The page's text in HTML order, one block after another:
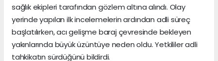
sağlık ekipleri tarafından gözlem altına alındı. Olay
yerinde yapılan ilk incelemelerin ardından adli süreç
başlatılırken, acı gelişme baraj çevresinde bekleyen
yakınlarında büyük üzüntüye neden oldu. Yetkililer adli
tahkikatın sürdüğünü bildirdi.